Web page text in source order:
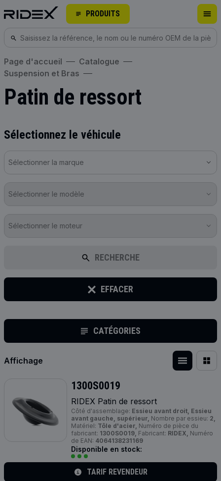
PRODUITS
Page d'accueil
Catalogue
Suspension et Bras
Patin de ressort
Sélectionnez le véhicule
Sélectionner la marque
Sélectionner le modèle
Sélectionner le moteur
RECHERCHE
EFFACER
CATÉGORIES
Affichage
1300S0019
RIDEX Patin de ressort
Côté d'assemblage: Essieu avant droit, Essieu
avant gauche, supérieur, Nombre par essieu: 2,
Matériel: Tôle d'acier, Numéro de pièce du
fabricant: 1300S0019, Fabricant: RIDEX, Numéro
de EAN: 4064138231169
Disponible en stock:
TARIF REVENDEUR